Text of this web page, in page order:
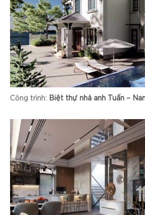
Công trình: Biệt thự nhà anh Tuấn –